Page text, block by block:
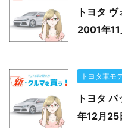
トヨタ
2001年
トヨタ車モ
トヨタ
年12月25